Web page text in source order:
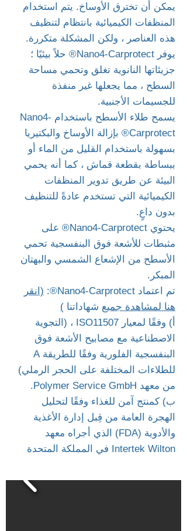
يمكن أن تخترق الأوساخ. يتم استخدام
المنظفات الكيميائية بانتظام لتنظيف
هذه العناصر ، ولكن المشكلة متكررة.
يوفر Nano4-Carprotect® حلاً بيئيًا ؛
جزيئاتها النانوية تغلق وتحمي مساحة
السطح ، مما يجعلها غير منفذة
للجسيمات الأجنبية.
يسمح طلاء الأسطح باستخدام Nano4-
Carprotect® بإزالة الأوساخ والبكتيريا
بسهولة باستخدام القليل من الماء أو
ببساطة بقطعة قماش ، كما أنه يحمي
البيئة عن طريق تدوير المنظفات
الكيميائية التي تستخدم عادةً للتنظيف
بدون داعٍ.
يحتوي Nano4-Carprotect® على
مثبطات للأشعة فوق البنفسجية تحمي
الأسطح من الإشعاع الشمسي والبهتان
المبكر.
تم اعتماد Nano4-Carprotect®:
(انقر
هنا لمشاهدة جميع شهاداتنا )
أ) وفقًا لمعيار ISO11507 ، (التجوية
الاصطناعية مع مصابيح الأشعة فوق
البنفسجية الفلورية وفقًا للطريقة A
للطلاءات المختلفة على الحجر الرملي)
من معهد Polymer Service GmbH.
ب) كمنتج آمن للغذاء وفقًا لتحليل
الهجرة العامة من قِبل إدارة الأغذية
والأدوية (FDA) الذي أجراه معهد
Intertek Wilton في المملكة المتحدة